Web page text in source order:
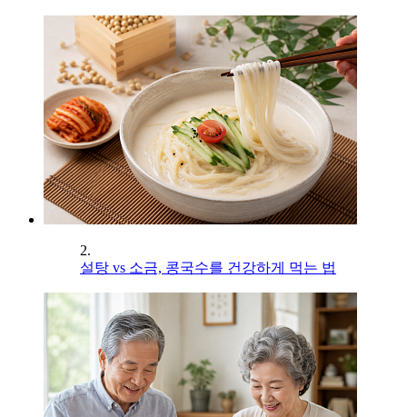
2.
설탕 vs 소금, 콩국수를 건강하게 먹는 법